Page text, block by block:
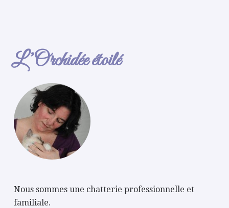
L’Orchidée étoilé
Nous sommes une chatterie professionnelle et
familiale.